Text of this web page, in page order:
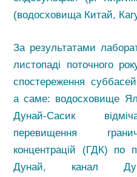
(водосховища Китай,
За результатами
листопаді поточного
спостереження
а саме: водосховище
Дунай-Сасик
перевищення
концентрацій (ГДК) по
Дунай, канал